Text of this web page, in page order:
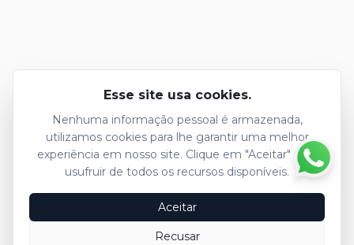
Esse site usa cookies.
Nenhuma informação pessoal é armazenada,
utilizamos cookies para lhe garantir uma melhor
experiência em nosso site. Clique em "Aceitar" para
usufruir de todos os recursos disponíveis.
Recusar
Aceitar